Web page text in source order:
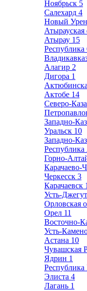
Ноябрьск 5
Салехард 4
Новый
Атырауская
Атырау 15
Алагир 2
Дигора 1
Актобе 14
Северо-
Западно-
Уральск 10
Западно-
Республика
Горно-
Карачаево-
Черкесск 3
Карачаевск 1
Усть-
Орловская
Орел 11
Восточно-
Усть-
Астана 10
Чувашская
Ядрин 1
Элиста 4
Лагань 1